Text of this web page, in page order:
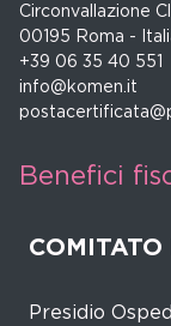
Circonvallazione
00195 Roma -
+39 06 35 40 551
info@komen.it
Benefici
Presidio